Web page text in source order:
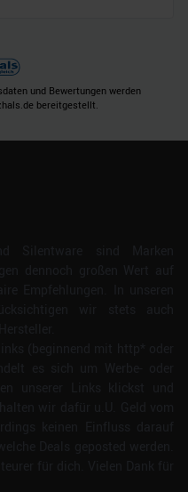
und Bewertungen werden
bereitgestellt.